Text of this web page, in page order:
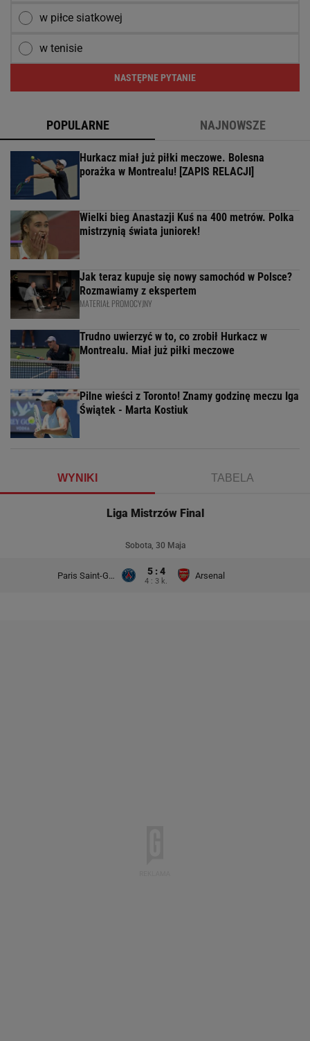
w piłce siatkowej
w tenisie
NASTĘPNE PYTANIE
POPULARNE NAJNOWSZE
Hurkacz miał już piłki meczowe. Bolesna
porażka w Montrealu! [ZAPIS RELACJI]
Wielki bieg Anastazji Kuś na 400 metrów. Polka
mistrzynią świata juniorek!
Jak teraz kupuje się nowy samochód w Polsce?
Rozmawiamy z ekspertem
MATERIAŁ PROMOCYJNY
Trudno uwierzyć w to, co zrobił Hurkacz w
Montrealu. Miał już piłki meczowe
Pilne wieści z Toronto! Znamy godzinę meczu Iga
Świątek - Marta Kostiuk
WYNIKI TABELA
Liga Mistrzów Final
Sobota, 30 Maja
Paris Saint-Germain 5 : 4
4 : 3 k.
Arsenal